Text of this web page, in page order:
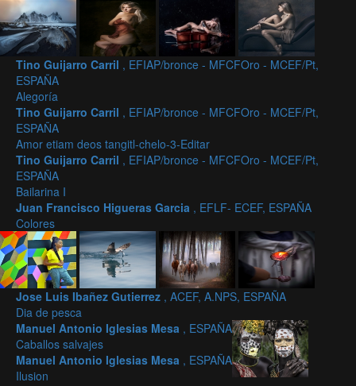
Tino Guijarro Carril , EFIAP/bronce - MFCFOro - MCEF/Pt,
ESPAÑA
Alegoría
Tino Guijarro Carril , EFIAP/bronce - MFCFOro - MCEF/Pt,
ESPAÑA
Amor etiam deos tangitl-chelo-3-Editar
Tino Guijarro Carril , EFIAP/bronce - MFCFOro - MCEF/Pt,
ESPAÑA
Bailarina I
Juan Francisco Higueras Garcia , EFLF- ECEF, ESPAÑA
Colores
Jose Luis Ibañez Gutierrez , ACEF, A.NPS, ESPAÑA
Dia de pesca
Manuel Antonio Iglesias Mesa , ESPAÑA
Caballos salvajes
Manuel Antonio Iglesias Mesa , ESPAÑA
Ilusion